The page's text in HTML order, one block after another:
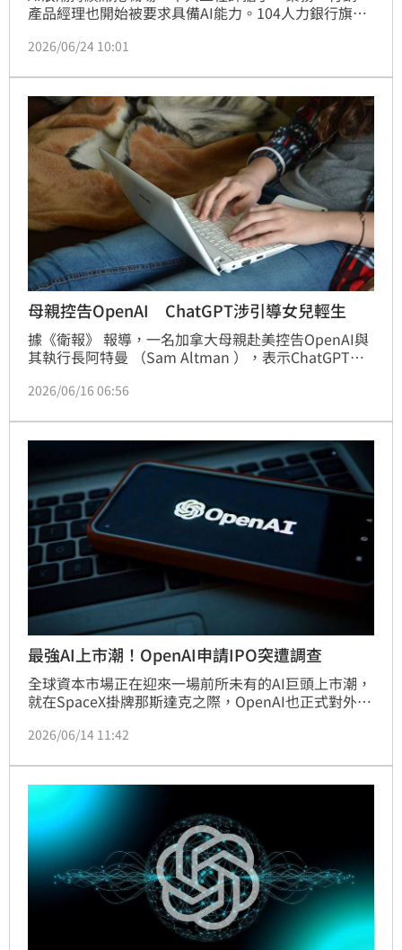
產品經理也開始被要求具備AI能力。104人力銀行旗下
2026年企業平均每月招募AI人才已突破10萬人，近5年
幅。若具備AI技能，不僅有機會讓年薪翻倍，職涯起步
階段更可能獲得最高69%的薪資溢價。
2026/06/24 10:01
母親控告OpenAI ChatGPT涉引導女兒輕生
據《衛報》 報導，一名加拿大母親赴美控告OpenAI與
其執行長阿特曼 （Sam Altman ），表示ChatGPT不
OpenAI被指控「未妥善處理聊天機器人」最新的一樁
2026/06/16 06:56
最強AI上市潮！OpenAI申請IPO突遭調查
全球資本市場正在迎來一場前所未有的AI巨頭上市潮，
就在SpaceX掛牌那斯達克之際，OpenAI也正式對外宣
件。
2026/06/14 11:42